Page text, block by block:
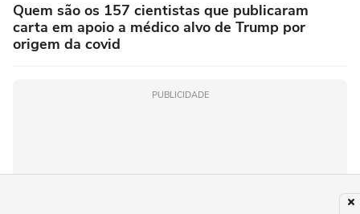
Quem são os 157 cientistas que publicaram
carta em apoio a médico alvo de Trump por
origem da covid
PUBLICIDADE